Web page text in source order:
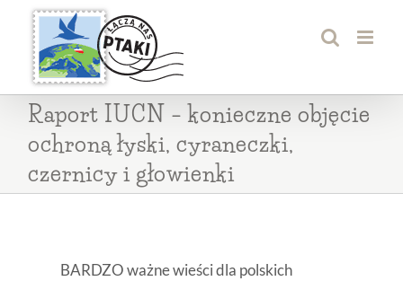
Przejdź
zawartości
Raport IUCN – konieczne objęcie
ochroną łyski, cyraneczki,
czernicy i głowienki
BARDZO ważne wieści dla polskich